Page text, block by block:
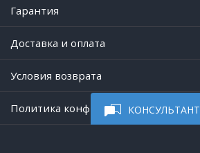
КОНСУЛЬТАНТ
Гарантия
Доставка и оплата
Условия возврата
Политика конфиденциальности